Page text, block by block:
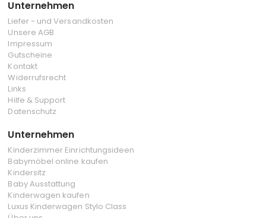
Unternehmen
Liefer - und Versandkosten
Unsere AGB
Impressum
Gutscheine
Kontakt
Widerrufsrecht
Links
Hilfe & Support
Datenschutz
Unternehmen
Kinderzimmer Einrichtungsideen
Babymöbel online kaufen
Kindersitz
Baby Ausstattung
Kinderwagen kaufen
Luxus Kinderwagen Stylo Class